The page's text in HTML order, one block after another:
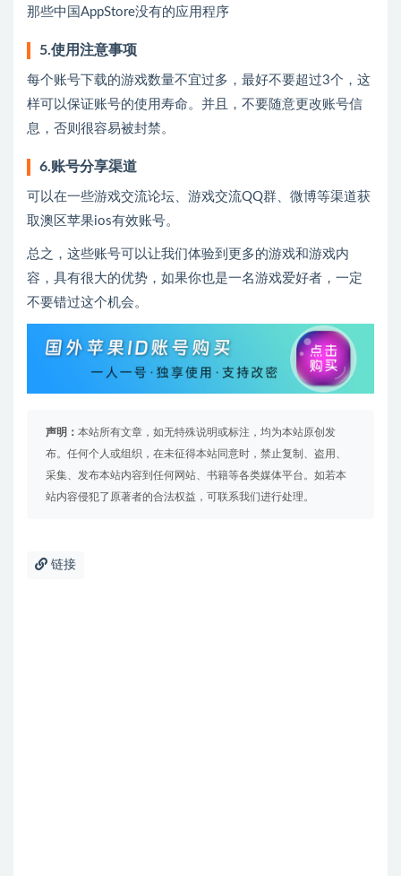
那些中国AppStore没有的应用程序
5.使用注意事项
每个账号下载的游戏数量不宜过多，最好不要超过3个，这
样可以保证账号的使用寿命。并且，不要随意更改账号信
息，否则很容易被封禁。
6.账号分享渠道
可以在一些游戏交流论坛、游戏交流QQ群、微博等渠道获
取澳区苹果ios有效账号。
总之，这些账号可以让我们体验到更多的游戏和游戏内
容，具有很大的优势，如果你也是一名游戏爱好者，一定
不要错过这个机会。
声明： 本站所有文章，如无特殊说明或标注，均为本站原创发
布。任何个人或组织，在未征得本站同意时，禁止复制、盗用、
采集、发布本站内容到任何网站、书籍等各类媒体平台。如若本
站内容侵犯了原著者的合法权益，可联系我们进行处理。
链接